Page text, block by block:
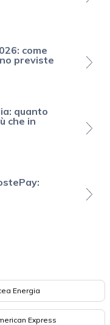
come
previste
quanto
che in
Energia
Express